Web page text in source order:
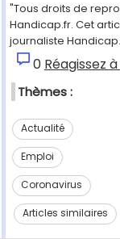
"Tous droits de
Handicap.fr. Cet
journaliste
0 Réagissez
Thèmes :
Actualité
Emploi
Coronavirus
Articles similaires